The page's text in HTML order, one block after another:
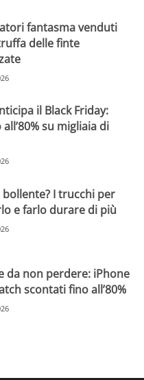
fantasma venduti
delle finte
il Black Friday:
su migliaia di
I trucchi per
e farlo durare di più
da non perdere: iPhone
scontati fino all’80%